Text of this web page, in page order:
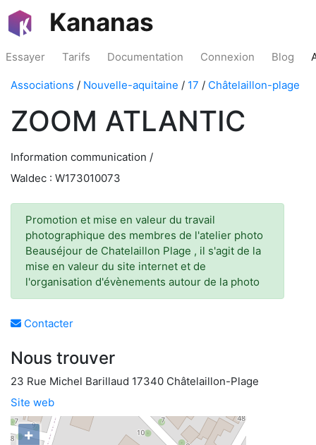
Kananas
Essayer Tarifs Documentation Connexion Blog
Associations / Nouvelle-aquitaine / 17 / Châtelaillon-plage
ZOOM ATLANTIC
Information communication /
Waldec : W173010073
Promotion et mise en valeur du travail
photographique des membres de l'atelier photo
Beauséjour de Chatelaillon Plage , il s'agit de la
mise en valeur du site internet et de
l'organisation d'évènements autour de la photo
Contacter
Nous trouver
23 Rue Michel Barillaud 17340 Châtelaillon-Plage
Site web
+